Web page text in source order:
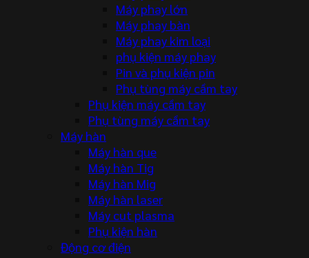
Máy phay lớn
Máy phay bàn
Máy phay kim loại
phụ kiện máy phay
Pin và phụ kiện pin
Phụ tùng máy cầm tay
Phụ kiện máy cầm tay
Phụ tùng máy cầm tay
Máy hàn
Máy hàn que
Máy hàn Tig
Máy hàn Mig
Máy hàn laser
Máy cut plasma
Phụ kiện hàn
Động cơ điện